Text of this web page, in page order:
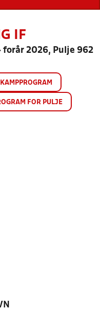
IF
forår 2026, Pulje 962
KAMPPROGRAM
FOR PULJE